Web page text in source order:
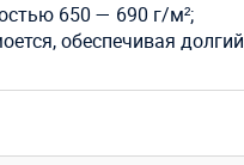
650 — 690 г/м²;
обеспечивая долгий